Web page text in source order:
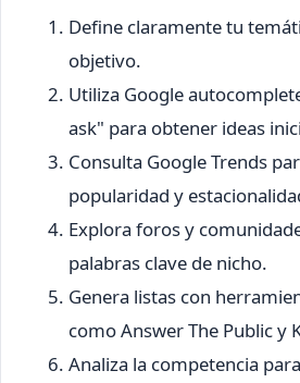
Define claramente tu
objetivo.
Utiliza Google
ask" para obtener ideas
Consulta Google Trends
popularidad y
Explora foros y
palabras clave de nicho.
Genera listas con
como Answer The Public y
Analiza la competencia